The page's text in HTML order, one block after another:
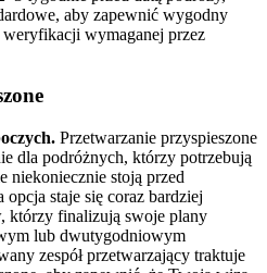
aby zapewnić wygodny
wymaganej przez
Przetwarzanie przyspieszone
dla podróżnych, którzy potrzebują
niekoniecznie stoją przed
staje się coraz bardziej
którzy finalizują swoje plany
lub dwutygodniowym
zespół przetwarzający traktuje